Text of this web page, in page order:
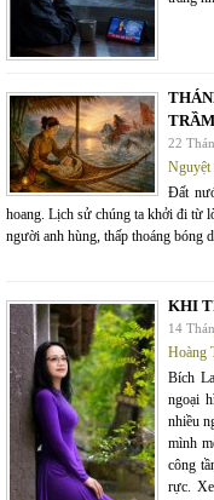
22
Nguyệt
Đất
hoang. Lịch sử chúng ta khởi đi từ
người anh hùng, thấp thoáng bóng
KHI
14
Hoàng
Bích
ngoại
nhiều
mình
công
rực.